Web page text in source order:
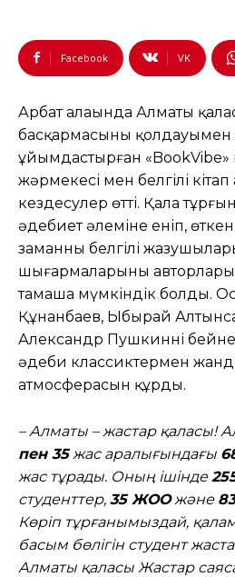
Facebook VK
Арбат алаңында Алматы
басқармасының
ұйымдастырған «BookVibe»
жәрмеңкесі мен белгілі
кездесулер өтті. Қала
әдебиет әлеміне еніп, өткен
заманның белгілі
шығармаларының
тамаша мүмкіндік болды.
Құнанбаев, Ыбырай
Александр Пушкиннің
әдеби классиктермен
атмосферасын құрды.
– Алматы – жастар қаласы!
пен 35жас аралығындағы
жас тұрады. Оның ішінде
студенттер, 35 ЖООжәне
Көріп тұрғанымыздай,
басым бөлігін студент
Алматы қаласы Жастар